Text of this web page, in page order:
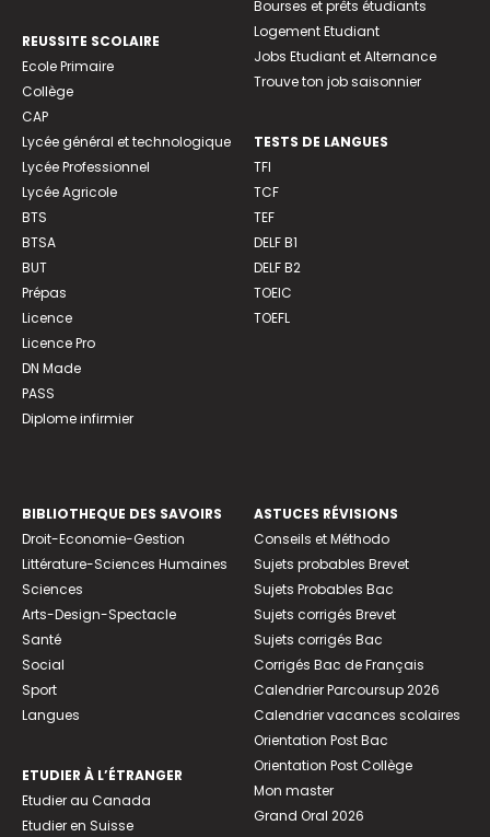
REUSSITE SCOLAIRE
Ecole Primaire
Collège
CAP
Lycée général et technologique
Lycée Professionnel
Lycée Agricole
BTS
BTSA
BUT
Prépas
Licence
Licence Pro
DN Made
PASS
Diplome infirmier
Bourses et prêts étudiants
Logement Etudiant
Jobs Etudiant et Alternance
Trouve ton job saisonnier
TESTS DE LANGUES
TFI
TCF
TEF
DELF B1
DELF B2
TOEIC
TOEFL
BIBLIOTHEQUE DES SAVOIRS
Droit-Economie-Gestion
Littérature-Sciences Humaines
Sciences
Arts-Design-Spectacle
Santé
Social
Sport
Langues
ETUDIER À L’ÉTRANGER
Etudier au Canada
Etudier en Suisse
ASTUCES RÉVISIONS
Conseils et Méthodo
Sujets probables Brevet
Sujets Probables Bac
Sujets corrigés Brevet
Sujets corrigés Bac
Corrigés Bac de Français
Calendrier Parcoursup 2026
Calendrier vacances scolaires
Orientation Post Bac
Orientation Post Collège
Mon master
Grand Oral 2026